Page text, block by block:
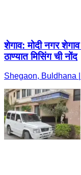
शेगाव: मोदी नगर
ठाण्यात मिसिंग ची नोंद
Shegaon, Buldhana